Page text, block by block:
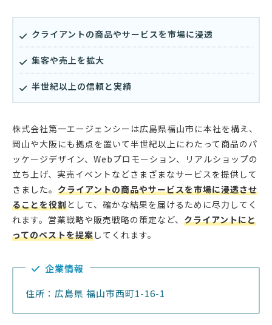
クライアントの商品やサービスを市場に浸透
集客や売上を拡大
半世紀以上の信頼と実績
株式会社第一エージェンシーは広島県福山市に本社を構え、
岡山や大阪にも拠点を置いて半世紀以上にわたって商品のパ
ッケージデザイン、Webプロモーション、リアルショップの
立ち上げ、実売イベントなどさまざまなサービスを提供して
きました。 クライアントの商品やサービスを市場に浸透させ
ることを役割として、確かな結果を届けるために尽力してく
れます。営業戦略や販売戦略の策定など、 クライアントにと
ってのベストを提案してくれます。
企業情報
住所：広島県 福山市西町1-16-1